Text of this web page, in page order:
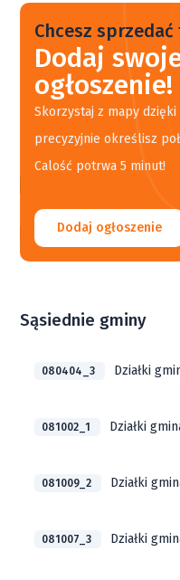
Chcesz sprzedać
Dodaj
ogłoszenie!
Skorzystaj z mapy
precyzyjnie określisz
Calość potrwa 5 minut!
Dodaj ogłoszenie
Sąsiednie gminy
080404_3 Działki
081002_1 Działki
081009_2 Działki
081007_3 Działki